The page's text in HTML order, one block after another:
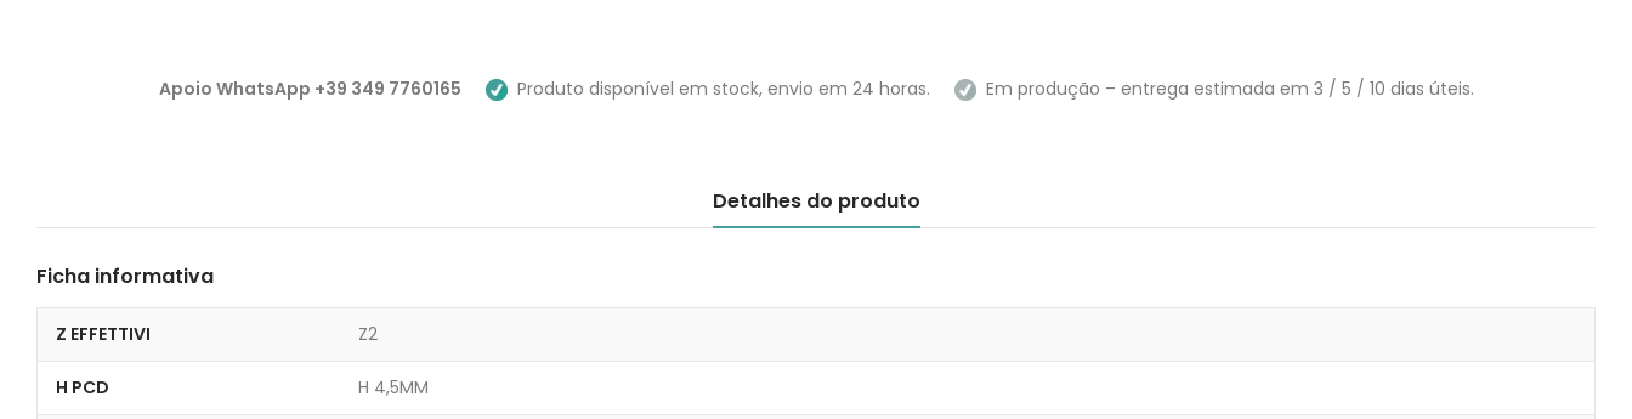
Apoio WhatsApp +39 349 7760165 Produto disponível em stock, envio em 24 horas. Em produção – entrega estimada em 3 / 5 / 10 dias úteis.
Detalhes do produto
Ficha informativa
Z EFFETTIVI Z2
H PCD H 4,5MM